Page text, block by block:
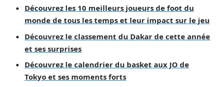
Découvrez les 10 meilleurs joueurs de foot du
monde de tous les temps et leur impact sur le jeu
Découvrez le classement du Dakar de cette année
et ses surprises
Découvrez le calendrier du basket aux JO de
Tokyo et ses moments forts